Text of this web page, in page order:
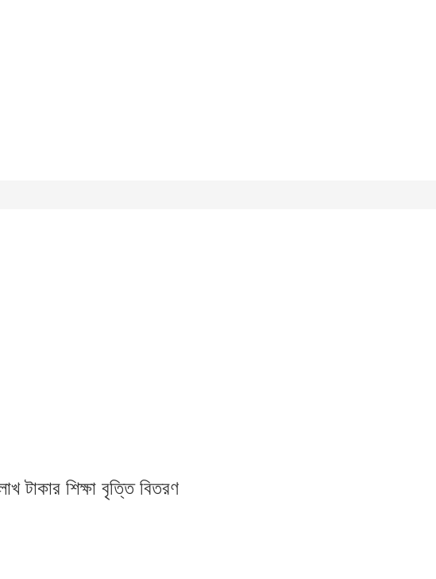
টাকার শিক্ষা বৃত্তি বিতরণ